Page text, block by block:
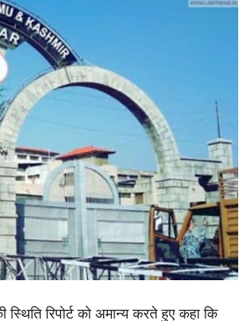
रिपोर्ट को अमान्य करते हुए कहा कि